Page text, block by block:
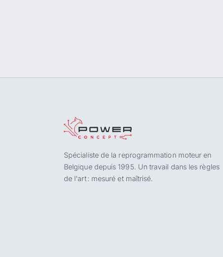
Spécialiste de la reprogrammation moteur en
Belgique depuis 1995. Un travail dans les règles
de l'art : mesuré et maîtrisé.